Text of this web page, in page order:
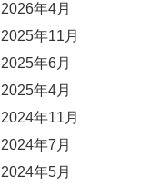
2026年4月
2025年11月
2025年6月
2025年4月
2024年11月
2024年7月
2024年5月